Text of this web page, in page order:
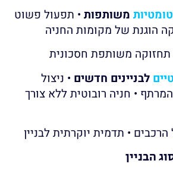
משותפות • תפעול פשוט
הוגנת של מקומות החניה
תחזוקה משותפת חסכונית
לבניינים חדשים • ניצול
• חניה רובוטית ללא צורך
• תדמית יוקרתית לבניין
הבניין